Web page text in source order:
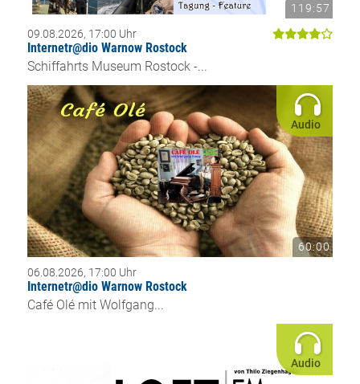
119:57
09.08.2026, 17:00 Uhr
Internetr@dio Warnow Rostock
Schiffahrts Museum Rostock -...
Audio
60:00
06.08.2026, 17:00 Uhr
Internetr@dio Warnow Rostock
Café Olé mit Wolfgang...
Audio